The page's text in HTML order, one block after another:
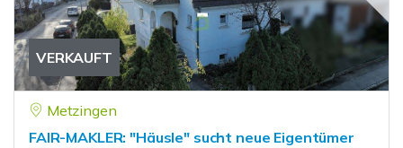
VERKAUFT
Metzingen
FAIR-MAKLER: "Häusle" sucht neue Eigentümer